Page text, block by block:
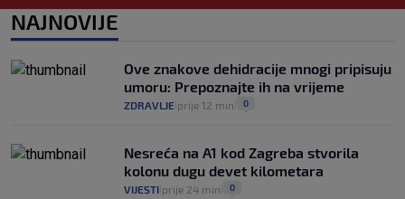
trener je bio Burić
SK|prije 7 h
NAJNOVIJE
Ove znakove dehidracije mnogi pripisuju
umoru: Prepoznajte ih na vrijeme
ZDRAVLJE prije 12 min 0
Nesreća na A1 kod Zagreba stvorila
kolonu dugu devet kilometara
VIJESTI prije 24 min 0